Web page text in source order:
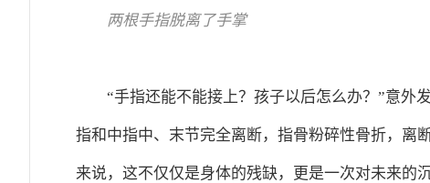
两根手指脱离了手掌
“手指还能不能接上？孩子以后怎么办？”意外
指和中指中、末节完全离断，指骨粉碎性骨折，离
来说，这不仅仅是身体的残缺，更是一次对未来的沉